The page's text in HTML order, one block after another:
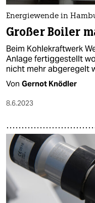
Energiewende in
Großer Boiler
Beim Kohlekraftwerk
Anlage fertiggestellt
nicht mehr abgeregelt
Von Gernot Knödler
8.6.2023